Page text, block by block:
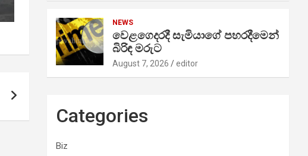
NEWS
වෙළගෙදරදී සැමියාගේ පහරදීමෙන්
බිරිඳ මරුට
August 7, 2026 editor
Categories
Biz